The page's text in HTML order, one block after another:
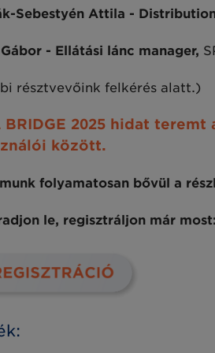
Sebestyén Attila -
- Ellátási lánc manager,
résztvevőink felkérés alatt.)
BRIDGE 2025 hidat
között.
folyamatosan bővül a
le, regisztráljon már most: